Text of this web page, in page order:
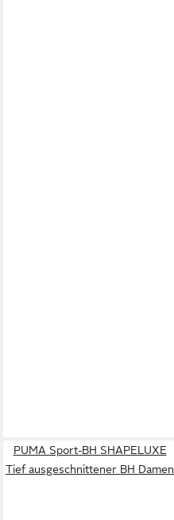
PUMA Sport-BH SHAPELUXE
Tief ausgeschnittener BH Damen